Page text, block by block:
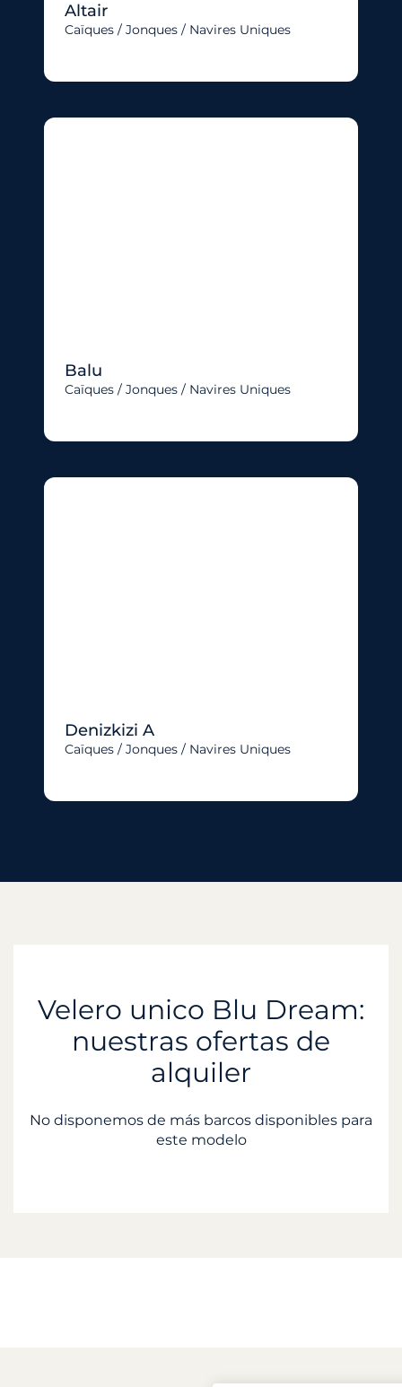
Altair
Caïques / Jonques / Navires Uniques
Balu
Caïques / Jonques / Navires Uniques
Denizkizi A
Caïques / Jonques / Navires Uniques
Velero unico Blu Dream:
nuestras ofertas de
alquiler
No disponemos de más barcos disponibles para
este modelo